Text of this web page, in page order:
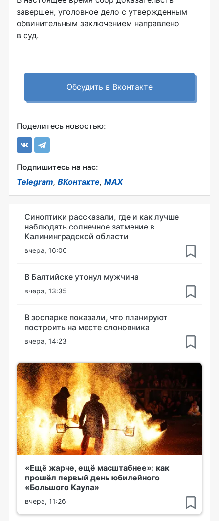
завершен, уголовное дело с утвержденным
обвинительным заключением направлено
в суд.
Обсудить в Вконтакте
Поделитесь новостью:
Подпишитесь на нас:
Telegram, ВКонтакте, MAX
Синоптики рассказали, где и как лучше
наблюдать солнечное затмение в
Калининградской области
вчера, 16:00
В Балтийске утонул мужчина
вчера, 13:35
В зоопарке показали, что планируют
построить на месте слоновника
вчера, 14:23
«Ещё жарче, ещё масштабнее»: как
прошёл первый день юбилейного
«Большого Каупа»
вчера, 11:26